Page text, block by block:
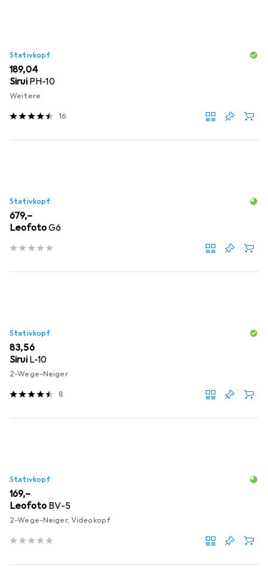
Stativkopf
EUR
189,04
Sirui PH-10
Weitere
16
Stativkopf
EUR
679,–
LeofotoG6
Stativkopf
EUR
83,56
Sirui L-10
2-Wege-Neiger
8
Stativkopf
EUR
169,–
Leofoto BV-5
2-Wege-Neiger, Videokopf